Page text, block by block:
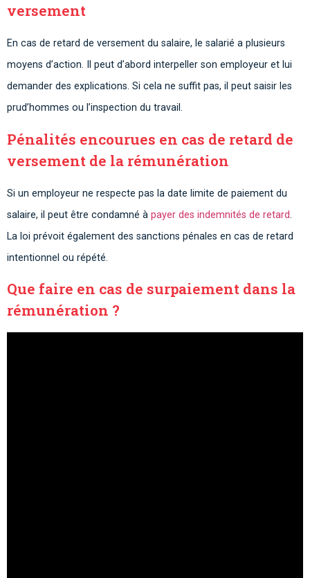
versement
En cas de retard de versement du salaire, le salarié a plusieurs
moyens d’action. Il peut d’abord interpeller son employeur et lui
demander des explications. Si cela ne suffit pas, il peut saisir les
prud’hommes ou l’inspection du travail.
Pénalités encourues en cas de retard de
versement de la rémunération
Si un employeur ne respecte pas la date limite de paiement du
salaire, il peut être condamné à payer des indemnités de retard.
La loi prévoit également des sanctions pénales en cas de retard
intentionnel ou répété.
Que faire en cas de surpaiement dans la
rémunération ?